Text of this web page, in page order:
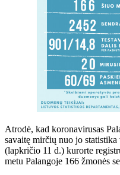
Atrodė, kad koronavirusas
savaitę mirčių nuo jo
(lapkričio 11 d.) kurorte
metu Palangoje 166 žmonės